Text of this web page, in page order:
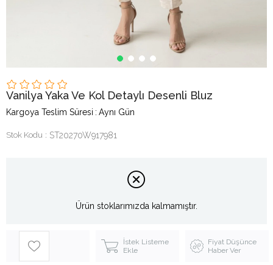
Vanilya Yaka Ve Kol Detaylı Desenli Bluz
Kargoya Teslim Süresi : Aynı Gün
Stok Kodu ST20270W917981
Ürün stoklarımızda kalmamıştır.
İstek Listeme
Ekle
Fiyat Düşünce
Haber Ver